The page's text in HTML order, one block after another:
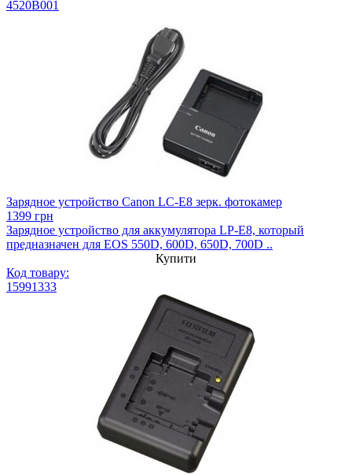
4520B001
Зарядное устройство Canon LC-E8 зерк. фотокамер
1399 грн
Зарядное устройство для аккумулятора LP-E8, который
предназначен для EOS 550D, 600D, 650D, 700D ..
Купити
Код товару:
15991333